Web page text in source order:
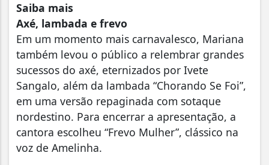
Saiba mais
Axé, lambada e frevo
Em um momento mais carnavalesco, Mariana
também levou o público a relembrar grandes
sucessos do axé, eternizados por Ivete
Sangalo, além da lambada “Chorando Se Foi”,
em uma versão repaginada com sotaque
nordestino. Para encerrar a apresentação, a
cantora escolheu “Frevo Mulher”, clássico na
voz de Amelinha.